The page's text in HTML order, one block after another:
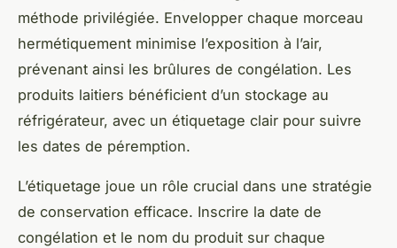
méthode privilégiée. Envelopper chaque morceau
hermétiquement minimise l’exposition à l’air,
prévenant ainsi les brûlures de congélation. Les
produits laitiers bénéficient d’un stockage au
réfrigérateur, avec un étiquetage clair pour suivre
les dates de péremption.
L’étiquetage joue un rôle crucial dans une stratégie
de conservation efficace. Inscrire la date de
congélation et le nom du produit sur chaque